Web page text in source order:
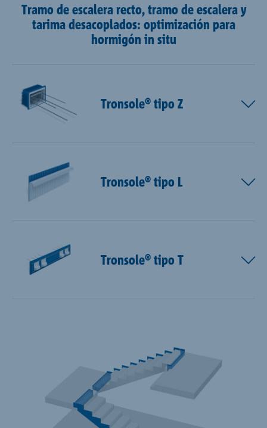
Tramo de escalera recto, tramo de escalera y
tarima desacoplados: optimización para
hormigón in situ
Tronsole® tipo Z
Tronsole® tipo L
Tronsole® tipo T